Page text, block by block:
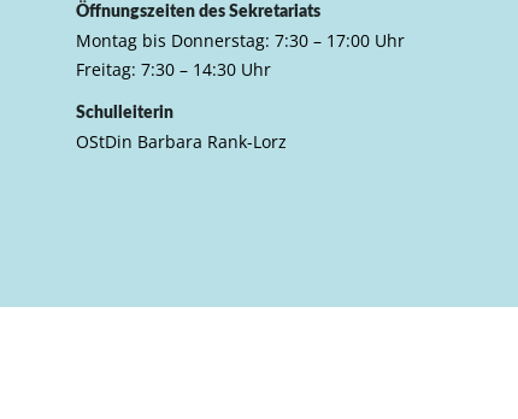
Öffnungszeiten des Sekretariats
Montag bis Donnerstag: 7:30 – 17:00 Uhr
Freitag: 7:30 – 14:30 Uhr
Schulleiterin
OStDin Barbara Rank-Lorz